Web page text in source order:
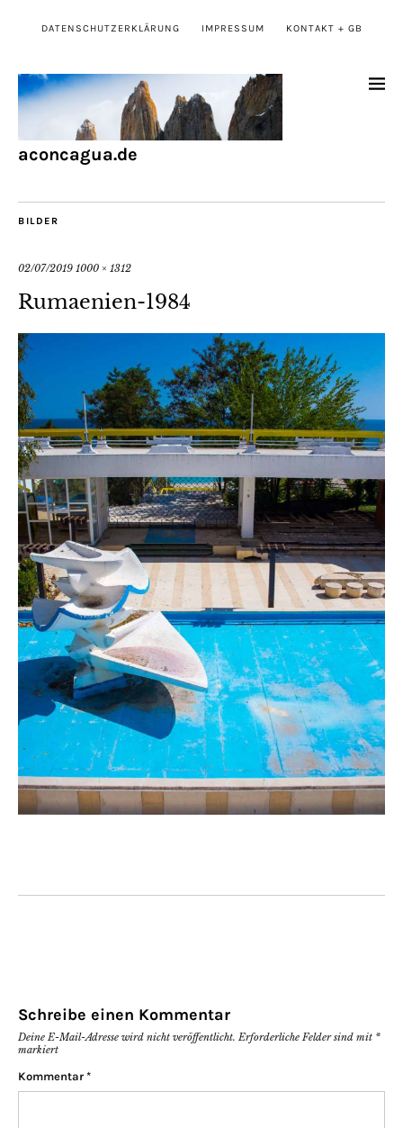
DATENSCHUTZERKLÄRUNG IMPRESSUM KONTAKT + GB
aconcagua.de
BILDER
02/07/2019 1000 × 1312
Rumaenien-1984
Schreibe einen Kommentar
Deine E-Mail-Adresse wird nicht veröffentlicht. Erforderliche Felder sind mit *
markiert
Kommentar *